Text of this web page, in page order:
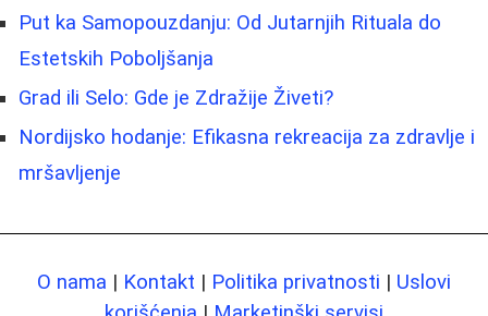
Put ka Samopouzdanju: Od Jutarnjih Rituala do
Estetskih Poboljšanja
Grad ili Selo: Gde je Zdražije Živeti?
Nordijsko hodanje: Efikasna rekreacija za zdravlje i
mršavljenje
O nama | Kontakt | Politika privatnosti | Uslovi